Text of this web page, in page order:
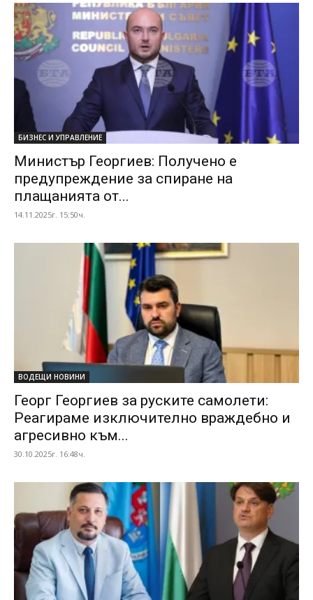
БИЗНЕС И УПРАВЛЕНИЕ
Министър Георгиев: Получено е
предупреждение за спиране на
плащанията от...
14.11.2025г. 15:50ч.
ВОДЕЩИ НОВИНИ
Георг Георгиев за руските самолети:
Реагираме изключително враждебно и
агресивно към...
30.10.2025г. 16:48ч.